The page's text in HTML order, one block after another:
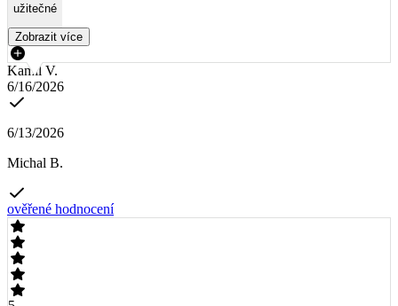
užitečné
Zobrazit více
Kamil V.
6/16/2026
6/13/2026
Michal B.
ověřené hodnocení